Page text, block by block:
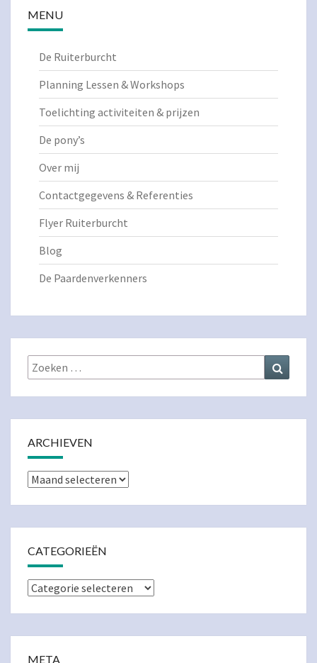
MENU
De Ruiterburcht
Planning Lessen & Workshops
Toelichting activiteiten & prijzen
De pony’s
Over mij
Contactgegevens & Referenties
Flyer Ruiterburcht
Blog
De Paardenverkenners
Zoeken
naar:
ARCHIEVEN
Archieven
CATEGORIEËN
Categorieën
META